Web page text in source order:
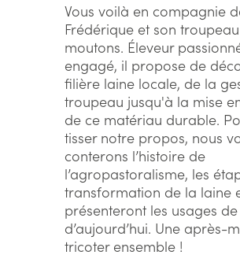
Vous voilà en compagnie
Frédérique et son
moutons. Éleveur
engagé, il propose de
filière laine locale, de la
troupeau jusqu'à la mise
de ce matériau durable.
tisser notre propos, nous
conterons l’histoire de
l’agropastoralisme, les
transformation de la laine
présenteront les usages
d’aujourd’hui. Une après-
tricoter ensemble !